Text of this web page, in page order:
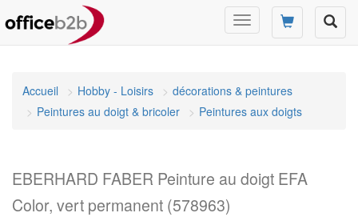
Changer
mode
Accueil
Hobby - Loisirs
décorations & peintures
Peintures au doigt & bricoler
Peintures aux doigts
EBERHARD FABER Peinture au doigt EFA
Color, vert permanent (578963)